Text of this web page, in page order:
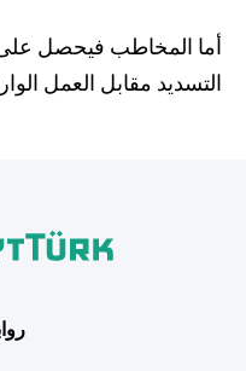
أما المخاطب فيحصل
التسديد مقابل العمل